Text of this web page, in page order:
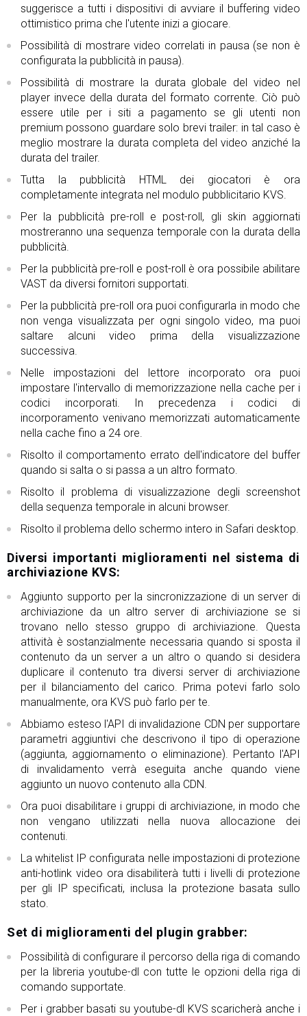
suggerisce a tutti i dispositivi di avviare il buffering video
ottimistico prima che l'utente inizi a giocare.
Possibilità di mostrare video correlati in pausa (se non è
configurata la pubblicità in pausa).
Possibilità di mostrare la durata globale del video nel
player invece della durata del formato corrente. Ciò può
essere utile per i siti a pagamento se gli utenti non
premium possono guardare solo brevi trailer: in tal caso è
meglio mostrare la durata completa del video anziché la
durata del trailer.
Tutta la pubblicità HTML dei giocatori è ora
completamente integrata nel modulo pubblicitario KVS.
Per la pubblicità pre-roll e post-roll, gli skin aggiornati
mostreranno una sequenza temporale con la durata della
pubblicità.
Per la pubblicità pre-roll e post-roll è ora possibile abilitare
VAST da diversi fornitori supportati.
Per la pubblicità pre-roll ora puoi configurarla in modo che
non venga visualizzata per ogni singolo video, ma puoi
saltare alcuni video prima della visualizzazione
successiva.
Nelle impostazioni del lettore incorporato ora puoi
impostare l'intervallo di memorizzazione nella cache per i
codici incorporati. In precedenza i codici di
incorporamento venivano memorizzati automaticamente
nella cache fino a 24 ore.
Risolto il comportamento errato dell'indicatore del buffer
quando si salta o si passa a un altro formato.
Risolto il problema di visualizzazione degli screenshot
della sequenza temporale in alcuni browser.
Risolto il problema dello schermo intero in Safari desktop.
Diversi importanti miglioramenti nel sistema di
archiviazione KVS:
Aggiunto supporto per la sincronizzazione di un server di
archiviazione da un altro server di archiviazione se si
trovano nello stesso gruppo di archiviazione. Questa
attività è sostanzialmente necessaria quando si sposta il
contenuto da un server a un altro o quando si desidera
duplicare il contenuto tra diversi server di archiviazione
per il bilanciamento del carico. Prima potevi farlo solo
manualmente, ora KVS può farlo per te.
Abbiamo esteso l'API di invalidazione CDN per supportare
parametri aggiuntivi che descrivono il tipo di operazione
(aggiunta, aggiornamento o eliminazione). Pertanto l'API
di invalidamento verrà eseguita anche quando viene
aggiunto un nuovo contenuto alla CDN.
Ora puoi disabilitare i gruppi di archiviazione, in modo che
non vengano utilizzati nella nuova allocazione dei
contenuti.
La whitelist IP configurata nelle impostazioni di protezione
anti-hotlink video ora disabiliterà tutti i livelli di protezione
per gli IP specificati, inclusa la protezione basata sullo
stato.
Set di miglioramenti del plugin grabber:
Possibilità di configurare il percorso della riga di comando
per la libreria youtube-dl con tutte le opzioni della riga di
comando supportate.
Per i grabber basati su youtube-dl KVS scaricherà anche i